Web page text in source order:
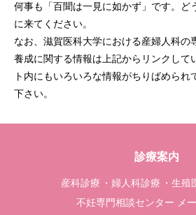
何事も「百聞は一見に如かず」です。ど
に来てください。
なお、滋賀医科大学における産婦人科の
養成に関する情報は上記からリンクして
ト内にもいろいろな情報がちりばめられ
下さい。
診療案内
産科診療 婦人科診療 生殖
不妊専門相談センター メ